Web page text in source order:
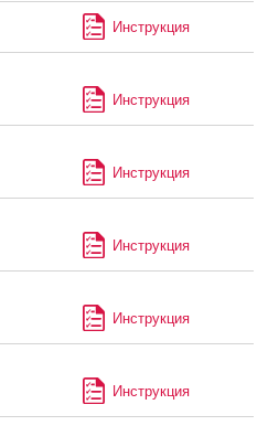
Инструкция
Инструкция
Инструкция
Инструкция
Инструкция
Инструкция